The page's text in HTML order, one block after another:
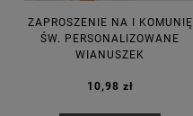
ZAPROSZENIE NA I KOMUNIĘ
ŚW. PERSONALIZOWANE
WIANUSZEK
10,98 zł